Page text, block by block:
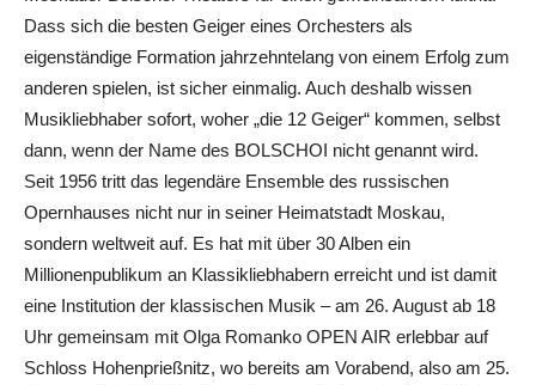
Dass sich die besten Geiger eines Orchesters als
eigenständige Formation jahrzehntelang von einem Erfolg zum
anderen spielen, ist sicher einmalig. Auch deshalb wissen
Musikliebhaber sofort, woher „die 12 Geiger“ kommen, selbst
dann, wenn der Name des BOLSCHOI nicht genannt wird.
Seit 1956 tritt das legendäre Ensemble des russischen
Opernhauses nicht nur in seiner Heimatstadt Moskau,
sondern weltweit auf. Es hat mit über 30 Alben ein
Millionenpublikum an Klassikliebhabern erreicht und ist damit
eine Institution der klassischen Musik – am 26. August ab 18
Uhr gemeinsam mit Olga Romanko OPEN AIR erlebbar auf
Schloss Hohenprießnitz, wo bereits am Vorabend, also am 25.